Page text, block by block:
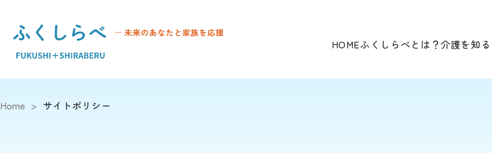
HOMEふくしらべとは？介護を知る
Home > サイトポリシー